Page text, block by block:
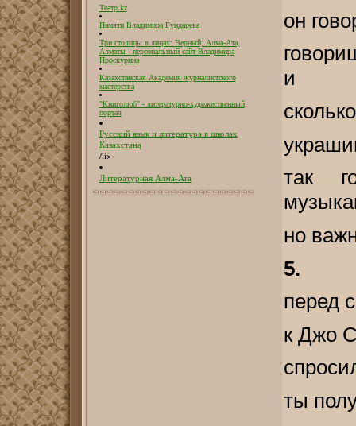
Театр.kz
Памяти Владимира Гундарева
Три столицы в лицах: Верный, Алма-Ата,
Алматы - персональный сайт Владимира
Проскурина
Казахстанская Академия журналистского
мастерства
"Книголюб" - литературно-художественный
портал
Русский язык и литература в школах
Казахстана
/li>
Литературная Алма-Ата
он
и
так
но
5.
перед
к Джо
ты